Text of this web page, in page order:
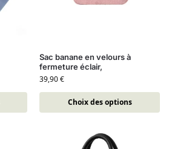
Sac banane en velours à
fermeture éclair,
39,90€
Choix des options